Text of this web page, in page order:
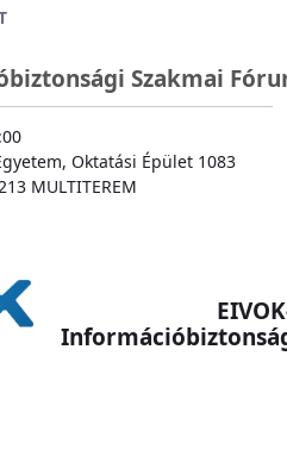
Szakmai
Oktatási Épület 1083
MULTITEREM